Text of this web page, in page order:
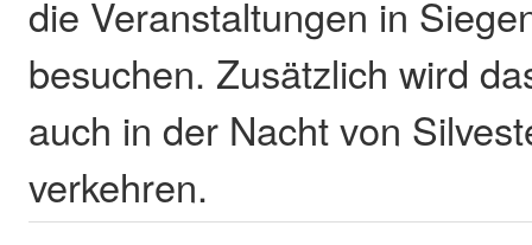
die Veranstaltungen in
besuchen. Zusätzlich wird
auch in der Nacht von
verkehren.